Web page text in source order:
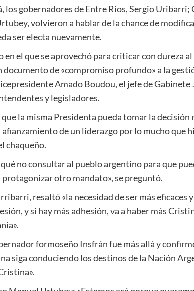
los gobernadores de Entre Ríos, Sergio Uribarri;
volvieron a hablar de la chance de
ser electa nuevamente.
en el que se aprovechó para criticar con dureza
documento de «compromiso profundo» a la
Amado Boudou, el jefe de
y legisladores.
que la misma Presidenta pueda tomar la
afianzamiento de un liderazgo por lo mucho que
chaqueño.
qué no consultar al pueblo argentino para que
otro mandato», se preguntó.
resaltó «la necesidad de ser más eficaces
y si hay más adhesión, va a haber más
formoseño Insfrán fue más allá y
siga conduciendo los destinos de la Nación